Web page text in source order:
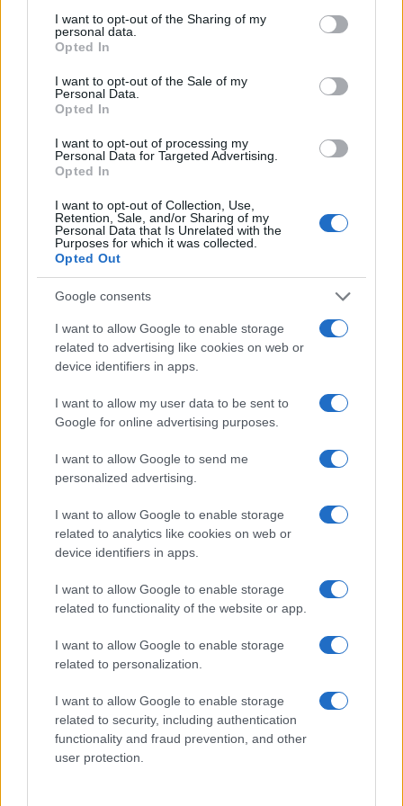
not limited to your visit or usage behaviour. You may click to
grant or deny consent to Google and its third-party tags to
use your data for below specified purposes in below Google
consent section.
I want to opt-out of the Sharing of my
personal data.
Opted In
I want to opt-out of the Sale of my
Personal Data.
Opted In
I want to opt-out of processing my
Personal Data for Targeted Advertising.
Opted In
I want to opt-out of Collection, Use,
Retention, Sale, and/or Sharing of my
Personal Data that Is Unrelated with the
Purposes for which it was collected.
Opted Out
Google consents
I want to allow Google to enable storage
related to advertising like cookies on web or
device identifiers in apps.
I want to allow my user data to be sent to
Google for online advertising purposes.
I want to allow Google to send me
personalized advertising.
I want to allow Google to enable storage
related to analytics like cookies on web or
device identifiers in apps.
I want to allow Google to enable storage
related to functionality of the website or app.
I want to allow Google to enable storage
related to personalization.
I want to allow Google to enable storage
related to security, including authentication
functionality and fraud prevention, and other
user protection.
telesom, prostorom in bližino. Plesalca Ema Bates in
Endi Schröter gledalca povabita v izkušnjo prisotnosti,
gibanja in skupnega diha. Drugi del programa
predstavlja potopitvena VR plesna izkušnja
Dancescapes v režiji Enye Belak, ki obiskovalca popelje v
svet sodobnega plesa skozi virtualno resničnost. Zaradi
omejenega števila udeležencev bo VR izkušnja izvedena
štirikrat zaporedoma, posamezna izvedba pa bo
potekalana 90 minut. Produkcija: Danube Dance
Alliance, pobuda mednarodne plesne platforme Balkan
Dance Project.
Obiskovalci bodo skozi voden ogled spoznali sodobne
proizvodne procese, razvojne usmeritve podjetja SIJ
Metal Ravne ter poklice prihodnosti, ki jih predstavlja
razvojniinženir.
Grad Ravne, terasa kavarne Eleonora:
17.00:Duo Glas in Bas
Glasbeni večer bo preplet slovenskih popevk, jazzovskih